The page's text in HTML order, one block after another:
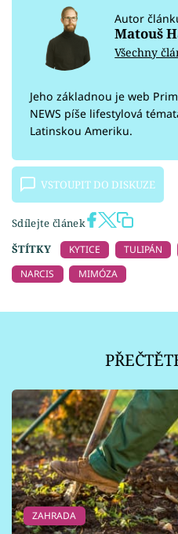
Autor
Matouš
Všechny
Jeho základnou je web
NEWS píše lifestylová
Latinskou Ameriku.
VSTOUPIT DO DISKUZE
Sdílejte článek
ŠTÍTKY
KYTICE TULIPÁN
NARCIS
MIMÓZA
ZAHRADA